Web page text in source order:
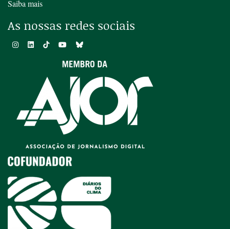
Saiba mais
As nossas redes sociais